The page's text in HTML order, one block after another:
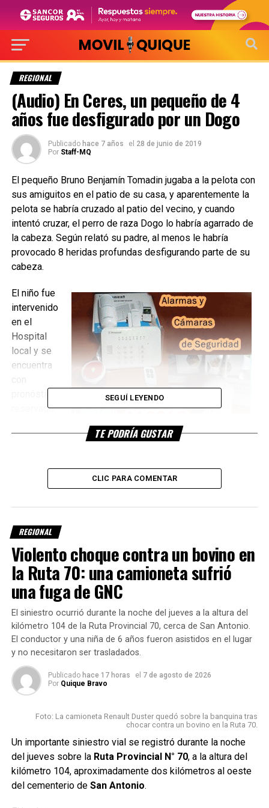
REGIONAL
(Audio) En Ceres, un pequeño de 4
años fue desfigurado por un Dogo
Publicado hace 7 años el 28 de junio de 2019
Por Staff-MQ
El pequeño Bruno Benjamín Tomadin jugaba a la pelota con
sus amiguitos en el patio de su casa, y aparentemente la
pelota se habría cruzado al patio del vecino, y cuando
intentó cruzar, el perro de raza Dogo lo habría agarrado de
la cabeza. Según relató su padre, al menos le habría
provocado 8 heridas profundas desfigurando parte de su
cabeza.
El niño fue
intervenido
en el
Hospital
local y se
encuentra
reservado.
desgraciada
ocurrió esta tarde en Barrio Nueva Esperanza en el
domicilio de la calle Lamadrid 448
Tomadin
padre de la
criatura
como fue la
dramática
La Directora
del Hospital Silvana Torres confirmó a este Portal de
primera atención la hizo el Dr. Zenobi quien realizó la
por lo que se espera evolución favorable.
[yt_audio
url=»https://movilquique.com.ar/images/noticias/audio/
SEGUÍ LEYENDO
TE PODRÍA GUSTAR
CLIC PARA COMENTAR
REGIONAL
Violento choque contra un bovino en
la Ruta 70: una camioneta sufrió
una fuga de GNC
El siniestro ocurrió durante la noche del jueves a la altura del
kilómetro 104 de la Ruta Provincial 70, cerca de San Antonio.
El conductor y una niña de 6 años fueron asistidos en el lugar
y no necesitaron ser trasladados.
Publicado hace 17 horas el 7 de agosto de 2026
Por Quique Bravo
Foto: La camioneta Renault Duster quedó sobre la banquina tras
chocar contra un bovino en la Ruta 70.
Un importante siniestro vial se registró durante la noche
del jueves sobre la Ruta Provincial N° 70, a la altura del
kilómetro 104, aproximadamente dos kilómetros al oeste
del cementerio de San Antonio.